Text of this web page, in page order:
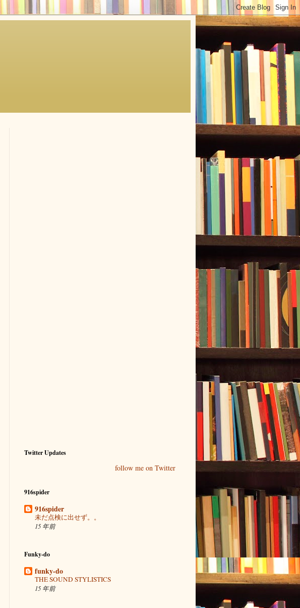
Twitter Updates
follow me on Twitter
916spider
916spider
未だ点検に出せず。。
15 年前
Funky-do
funky-do
THE SOUND STYLISTICS
15 年前